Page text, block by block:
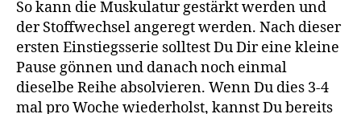
So kann die Muskulatur gestärkt werden und
der Stoffwechsel angeregt werden. Nach dieser
ersten Einstiegsserie solltest Du Dir eine kleine
Pause gönnen und danach noch einmal
dieselbe Reihe absolvieren. Wenn Du dies 3-4
mal pro Woche wiederholst, kannst Du bereits